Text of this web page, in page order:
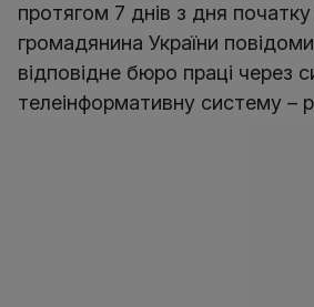
протягом 7 днів з дня
громадянина України
відповідне бюро праці через
телеінформативну систему –